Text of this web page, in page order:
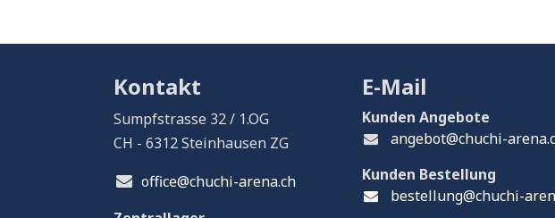
Kontakt
Sumpfstrasse 32 / 1.OG
CH - 6312 Steinhausen ZG
office@chuchi-arena.ch
E-Mail
Kunden Angebote
angebot@chuchi-
Kunden Bestellung
bestellung@chuchi-